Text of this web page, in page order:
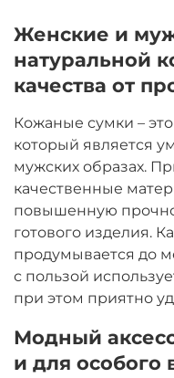
Женские и
натуральной
качества от
Кожаные сумки –
который является
мужских образах.
качественные
повышенную
готового изделия.
продумывается до
с пользой
при этом приятно
Модный
и для особого